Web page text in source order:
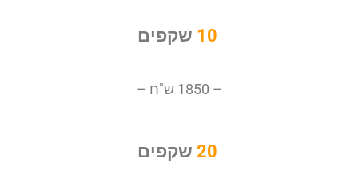
10 שקפים
– 1850 ש"ח –
20 שקפים